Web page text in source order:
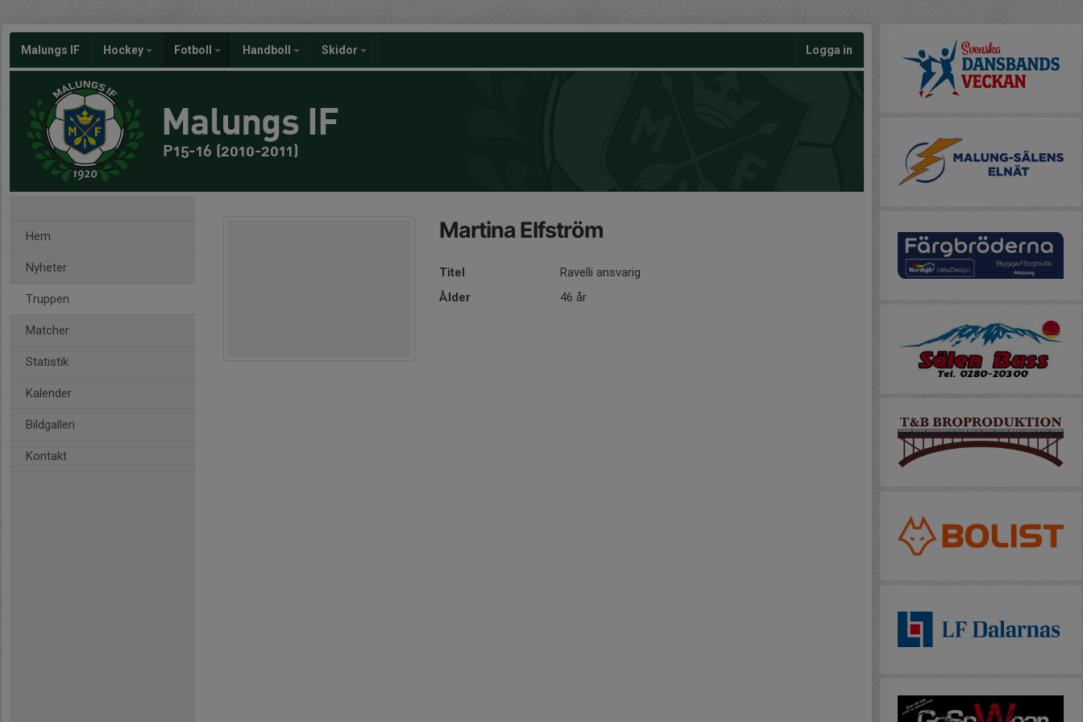
Malungs IF Hockey Fotboll Handboll Skidor Logga in
Malungs IF
P15-16 (2010-2011)
Hem
Nyheter
Truppen
Matcher
Statistik
Kalender
Bildgalleri
Kontakt
Martina Elfström
Titel
Ravelli ansvarig
Ålder
46 år